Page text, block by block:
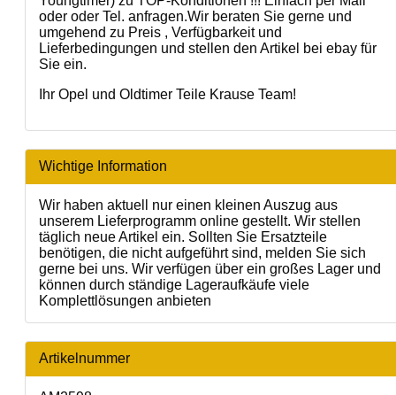
oder oder Tel. anfragen.Wir beraten Sie gerne und
umgehend zu Preis , Verfügbarkeit und
Lieferbedingungen und stellen den Artikel bei ebay für
Sie ein.
Ihr Opel und Oldtimer Teile Krause Team!
Wichtige Information
Wir haben aktuell nur einen kleinen Auszug aus
unserem Lieferprogramm online gestellt. Wir stellen
täglich neue Artikel ein. Sollten Sie Ersatzteile
benötigen, die nicht aufgeführt sind, melden Sie sich
gerne bei uns. Wir verfügen über ein großes Lager und
können durch ständige Lageraufkäufe viele
Komplettlösungen anbieten
Artikelnummer